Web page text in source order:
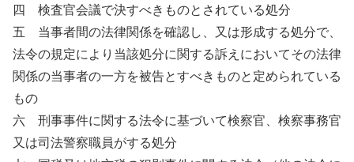
四 検査官会議で決すべきものとされている処分
五 当事者間の法律関係を確認し、又は形成する処分で、
法令の規定により当該処分に関する訴えにおいてその法律
関係の当事者の一方を被告とすべきものと定められている
もの
六 刑事事件に関する法令に基づいて検察官、検察事務官
又は司法警察職員がする処分